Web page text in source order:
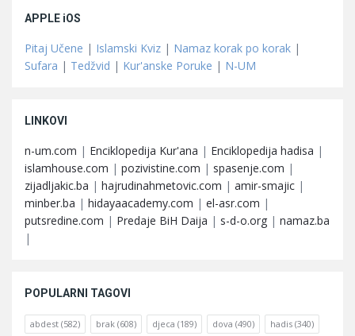
APPLE iOS
Pitaj Učene | Islamski Kviz | Namaz korak po korak |
Sufara | Tedžvid | Kur'anske Poruke | N-UM
LINKOVI
n-um.com | Enciklopedija Kur'ana | Enciklopedija hadisa |
islamhouse.com | pozivistine.com | spasenje.com |
zijadljakic.ba | hajrudinahmetovic.com | amir-smajic |
minber.ba | hidayaacademy.com | el-asr.com |
putsredine.com | Predaje BiH Daija | s-d-o.org | namaz.ba
|
POPULARNI TAGOVI
abdest (582) brak (608) djeca (189) dova (490) hadis (340)